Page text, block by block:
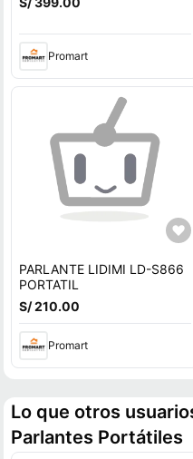
Promart
PARLANTE LIDIMI LD-S866
PORTATIL
S/ 210.00
Promart
Lo que otros
Parlantes Portátiles